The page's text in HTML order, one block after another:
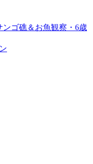
ゴ礁＆お魚観察・6歳